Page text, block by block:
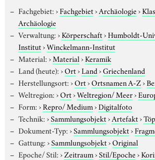
Fachgebiet:›Fachgebiet›Archäologie›
Archäologie
Verwaltung:›Körperschaft›Humboldt-
Institut›Winckelmann-Institut
Material:›Material›Keramik
Land (heute):›Ort›Land›Griechenland
Herstellungsort:›Ort›Ortsnamen A-Z›
Weltregion:›Ort›Weltregion/ Meer›
Form:›Repro/ Medium›Digitalfoto
Technik:›Sammlungsobjekt›Artefakt›
Dokument-Typ:›Sammlungsobjekt›
Gattung:›Sammlungsobjekt›Original
Epoche/ Stil:›Zeitraum›Stil/Epoche›